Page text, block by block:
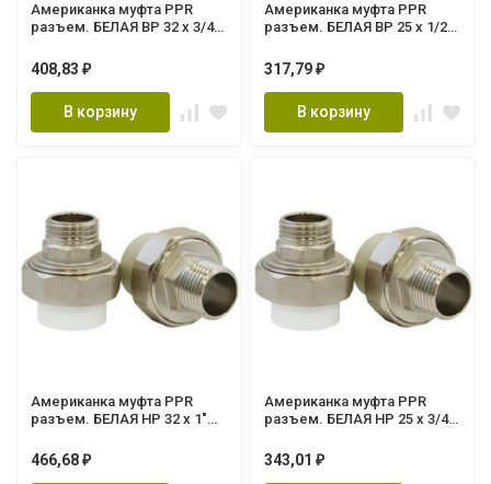
Американка муфта PPR
разъем. БЕЛАЯ ВР 32 х 3/4"
408,83 ₽
В корзину
Американка муфта PPR
разъем. БЕЛАЯ ВР 25 х 1/2"
317,79 ₽
В корзину
Американка муфта PPR
разъем. БЕЛАЯ НР 32 х 1"
466,68 ₽
Американка муфта PPR
разъем. БЕЛАЯ НР 25 х 3/4"
343,01 ₽